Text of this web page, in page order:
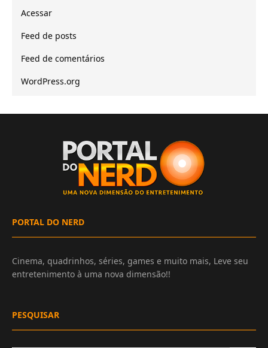
Acessar
Feed de posts
Feed de comentários
WordPress.org
PORTAL DO NERD
Cinema, quadrinhos, séries, games e muito mais, Leve seu
entretenimento à uma nova dimensão!!
PESQUISAR